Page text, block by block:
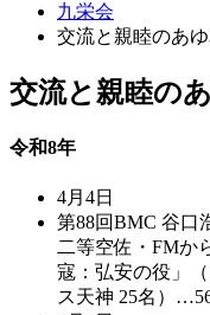
九栄会
交流と親睦のあ
交流と親睦の
令和8年
4月4日
第88回BMC 谷口
二等空佐・FMか
寇：弘安の役」
ス天神 25名）